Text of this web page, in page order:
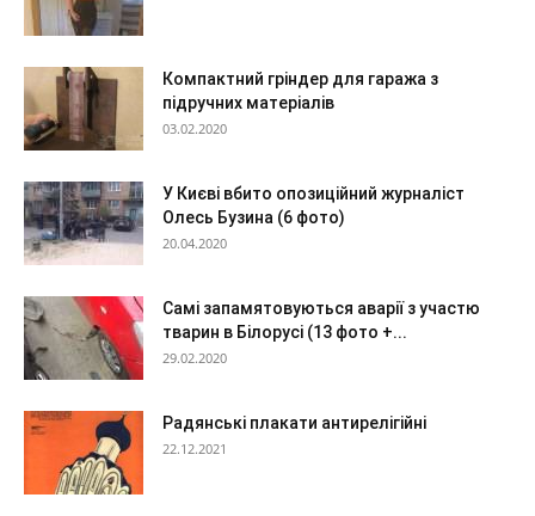
Компактний гріндер для гаража з
підручних матеріалів
03.02.2020
У Києві вбито опозиційний журналіст
Олесь Бузина (6 фото)
20.04.2020
Самі запамятовуються аварії з участю
тварин в Білорусі (13 фото +...
29.02.2020
Радянські плакати антирелігійні
22.12.2021